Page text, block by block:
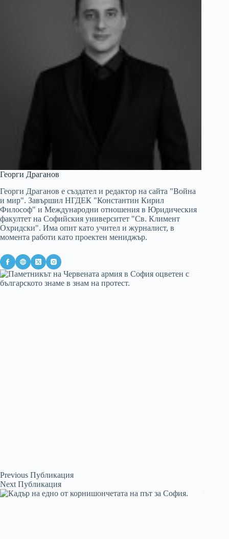
Георги Драганов
Георги Драганов е създател и редактор на сайта "Война
и мир". Завършил НГДЕК "Константин Кирил
Философ" и Международни отношения в Юридическия
факултет на Софийския университет "Св. Климент
Охридски". Има опит като учител и журналист, в
момента работи като проектен мениджър.
Previous Публикация
Next Публикация